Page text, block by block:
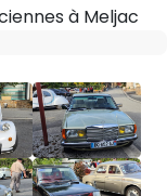
à Meljac